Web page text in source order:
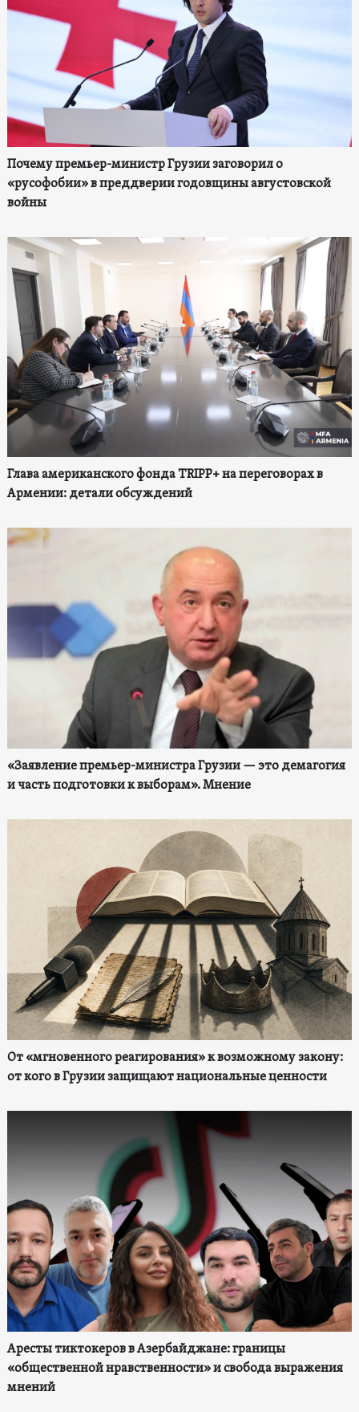
Почему премьер-министр Грузии заговорил о
«русофобии» в преддверии годовщины августовской
войны
Глава американского фонда TRIPP+ на переговорах в
Армении: детали обсуждений
«Заявление премьер-министра Грузии — это демагогия
и часть подготовки к выборам». Мнение
От «мгновенного реагирования» к возможному закону:
от кого в Грузии защищают национальные ценности
Аресты тиктокеров в Азербайджане: границы
«общественной нравственности» и свобода выражения
мнений